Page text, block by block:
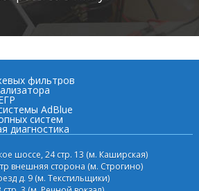
фильтров
AdBlue
систем
диагностика
шоссе, 24 стр. 13 (м. Каширская)
внешняя сторона (м. Строгино)
д. 9 (м. Текстильщики)